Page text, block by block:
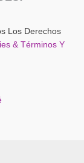
Los Derechos
& Términos Y